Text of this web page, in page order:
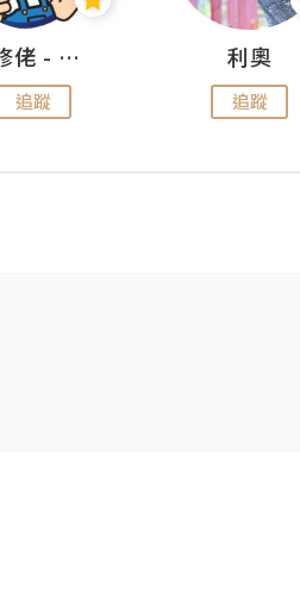
裝修佬 - 香港一站式網上裝修平台
追蹤
利奧
追蹤